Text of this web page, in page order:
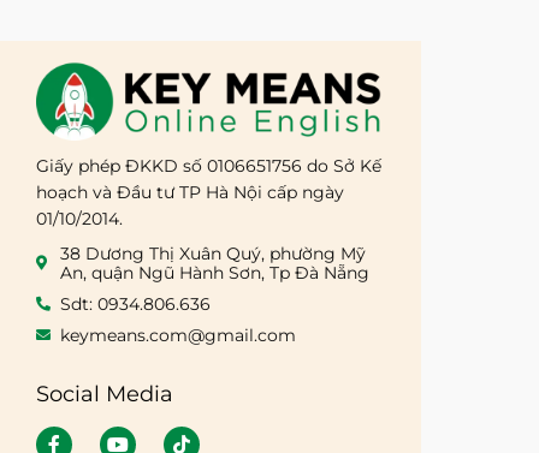
Giấy phép ĐKKD số 0106651756 do Sở Kế
hoạch và Đầu tư TP Hà Nội cấp ngày
01/10/2014.
38 Dương Thị Xuân Quý, phường Mỹ
An, quận Ngũ Hành Sơn, Tp Đà Nẵng
Sdt: 0934.806.636
keymeans.com@gmail.com
Social Media